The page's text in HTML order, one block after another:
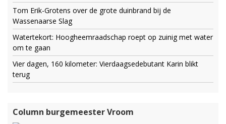
Tom Erik-Grotens over de grote duinbrand bij de
Wassenaarse Slag
Watertekort: Hoogheemraadschap roept op zuinig met water
om te gaan
Vier dagen, 160 kilometer: Vierdaagsedebutant Karin blikt
terug
Column burgemeester Vroom